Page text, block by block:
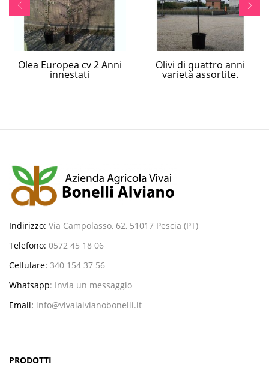
Olea Europea cv 2 Anni
innestati
Olivi di quattro anni
varietà assortite.
Indirizzo: Via Campolasso, 62, 51017 Pescia (PT)
Telefono: 0572 45 18 06
Cellulare: 340 154 37 56
Whatsapp: Invia un messaggio
Email: info@vivaialvianobonelli.it
PRODOTTI